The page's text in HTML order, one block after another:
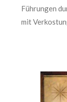
Führungen
mit